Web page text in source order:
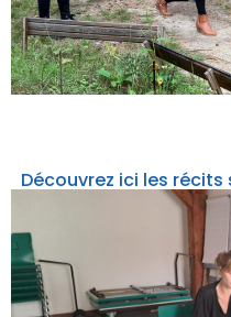
Découvrez ici les